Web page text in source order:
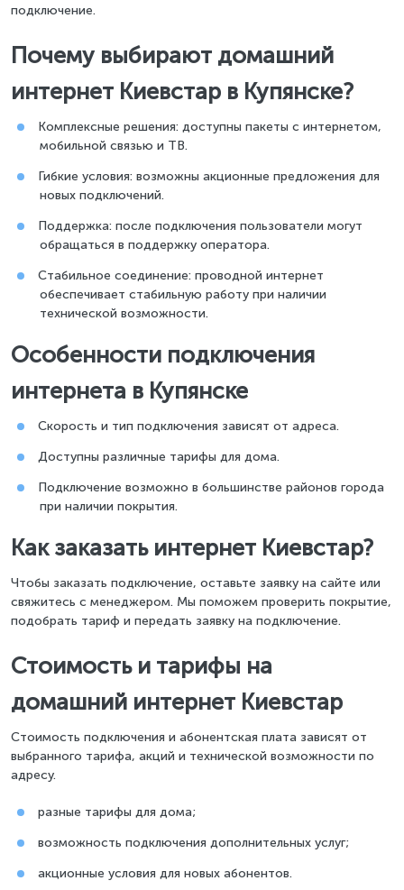
подключение.
Почему выбирают домашний
интернет Киевстар в Купянске?
Комплексные решения: доступны пакеты с интернетом,
мобильной связью и ТВ.
Гибкие условия: возможны акционные предложения для
новых подключений.
Поддержка: после подключения пользователи могут
обращаться в поддержку оператора.
Стабильное соединение: проводной интернет
обеспечивает стабильную работу при наличии
технической возможности.
Особенности подключения
интернета в Купянске
Скорость и тип подключения зависят от адреса.
Доступны различные тарифы для дома.
Подключение возможно в большинстве районов города
при наличии покрытия.
Как заказать интернет Киевстар?
Чтобы заказать подключение, оставьте заявку на сайте или
свяжитесь с менеджером. Мы поможем проверить покрытие,
подобрать тариф и передать заявку на подключение.
Стоимость и тарифы на
домашний интернет Киевстар
Стоимость подключения и абонентская плата зависят от
выбранного тарифа, акций и технической возможности по
адресу.
разные тарифы для дома;
возможность подключения дополнительных услуг;
акционные условия для новых абонентов.